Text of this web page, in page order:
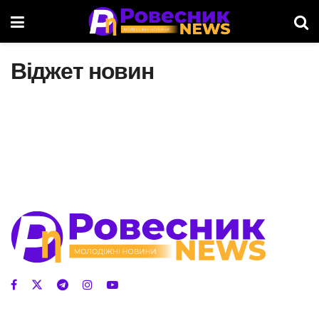
Віджет новин